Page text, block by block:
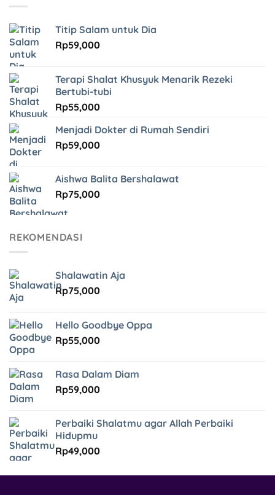
Titip Salam untuk Dia
Rp59,000
Terapi Shalat Khusyuk Menarik Rezeki
Bertubi-tubi
Rp55,000
Menjadi Dokter di Rumah Sendiri
Rp59,000
Aishwa Balita Bershalawat
Rp75,000
REKOMENDASI
Shalawatin Aja
Rp75,000
Hello Goodbye Oppa
Rp55,000
Rasa Dalam Diam
Rp59,000
Perbaiki Shalatmu agar Allah Perbaiki
Hidupmu
Rp49,000